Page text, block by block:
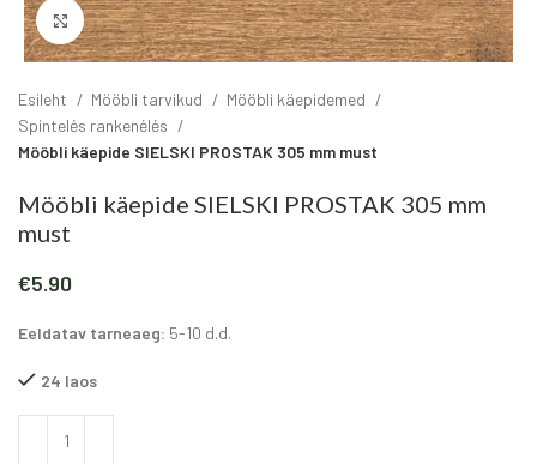
Click to enlarge
Esileht Mööbli tarvikud
Mööbli käepidemed
Spintelės rankenėlės
Mööbli käepide SIELSKI PROSTAK 305 mm must
Mööbli käepide SIELSKI PROSTAK 305 mm
must
€5.90
Eeldatav tarneaeg: 5-10 d.d.
24 laos